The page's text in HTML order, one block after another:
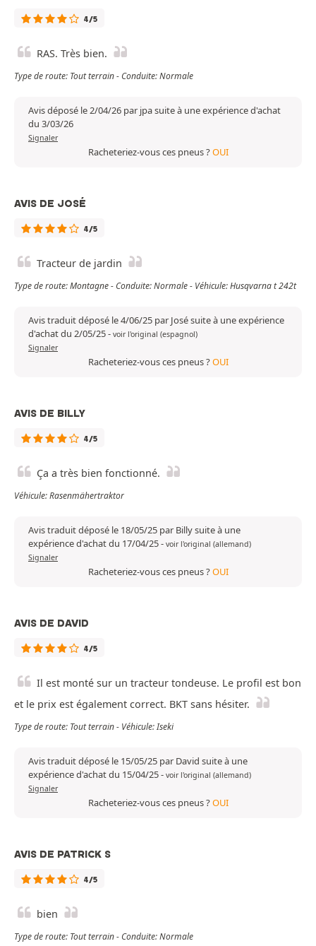
4/5
RAS. Très bien.
Type de route: Tout terrain - Conduite: Normale
Avis déposé le 2/04/26 par jpa suite à une expérience d'achat
du 3/03/26
Signaler
Racheteriez-vous ces pneus ?OUI
AVIS DE JOSÉ
4/5
Tracteur de jardin
Type de route: Montagne - Conduite: Normale - Véhicule: Husqvarna t 242t
Avis traduit déposé le 4/06/25 par José suite à une expérience
d'achat du 2/05/25- voir l'original (espagnol)
Signaler
Racheteriez-vous ces pneus ?OUI
AVIS DE BILLY
4/5
Ça a très bien fonctionné.
Véhicule: Rasenmähertraktor
Avis traduit déposé le 18/05/25 par Billy suite à une
expérience d'achat du 17/04/25- voir l'original (allemand)
Signaler
Racheteriez-vous ces pneus ?OUI
AVIS DE DAVID
4/5
Il est monté sur un tracteur tondeuse. Le profil est bon
et le prix est également correct. BKT sans hésiter.
Type de route: Tout terrain - Véhicule: Iseki
Avis traduit déposé le 15/05/25 par David suite à une
expérience d'achat du 15/04/25- voir l'original (allemand)
Signaler
Racheteriez-vous ces pneus ?OUI
AVIS DE PATRICK S
4/5
bien
Type de route: Tout terrain - Conduite: Normale